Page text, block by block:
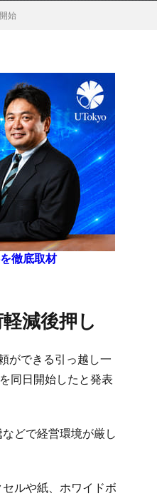
始
徹底取材
減後押し
ができる引っ越し一
同日開始したと発表
どで経営環境が厳し
ルや紙、ホワイドボ